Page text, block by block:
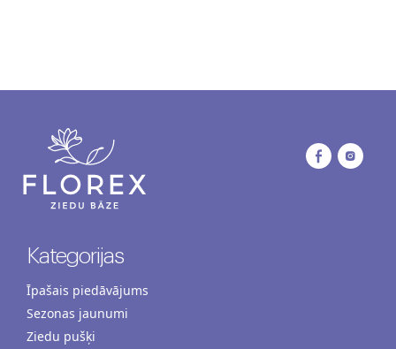
Kategorijas
Īpašais piedāvājums
Sezonas jaunumi
Ziedu pušķi